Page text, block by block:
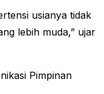
usianya tidak
lebih muda,” ujar
Pimpinan